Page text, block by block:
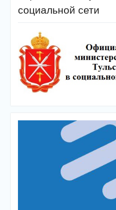
социальной сети